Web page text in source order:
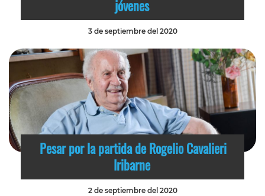
jóvenes
3 de septiembre del 2020
Pesar por la partida de Rogelio Cavalieri
Iribarne
2 de septiembre del 2020